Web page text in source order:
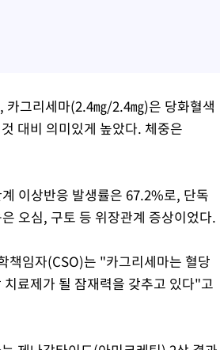
카그리세마(2.4㎎/2.4㎎)은 당화혈색
대비 의미있게 높았다. 체중은
이상반응 발생률은 67.2%로, 단독
오심, 구토 등 위장관계 증상이었다.
책임자(CSO)는 "카그리세마는 혈당
료제가 될 잠재력을 갖추고 있다"고